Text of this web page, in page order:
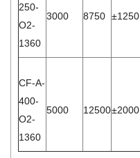
250-
O2-
1360
3000 8750 ±1250
CF-A-
400-
O2-
1360
5000 12500±2000